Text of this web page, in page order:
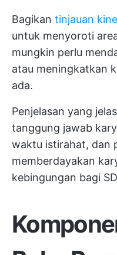
Bagikan tinjauan
untuk menyoroti
mungkin perlu
atau meningkatkan
ada.
Penjelasan yang
tanggung jawab
waktu istirahat, dan
memberdayakan
kebingungan bagi